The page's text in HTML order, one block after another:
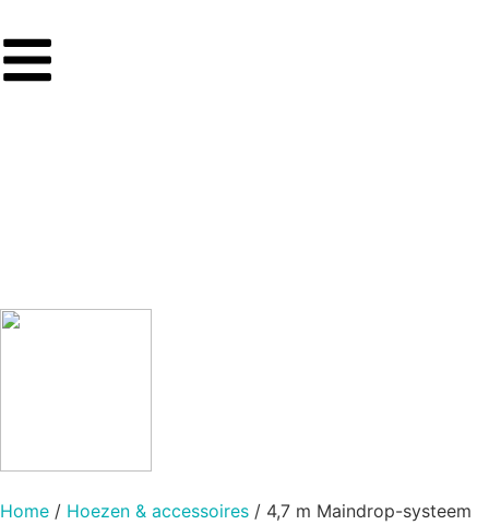
Home / Hoezen & accessoires / 4,7 m Maindrop-systeem